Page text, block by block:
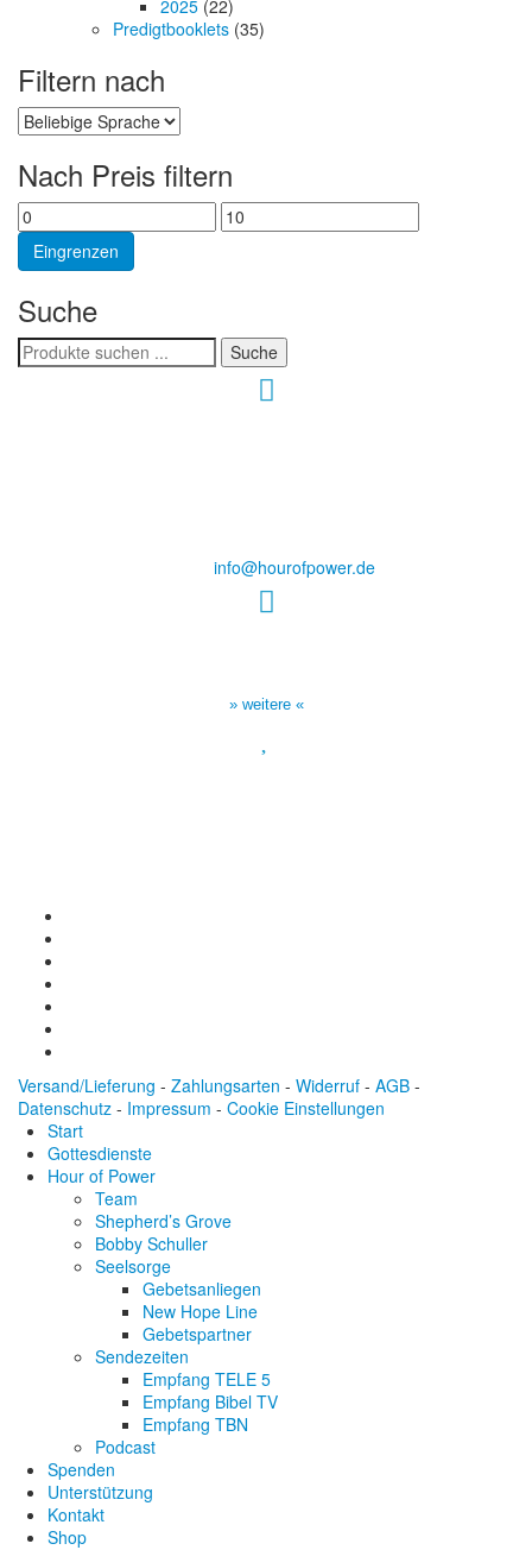
2025 (22)
Predigtbooklets (35)
Filtern nach
Nach Preis filtern
Min.
Preis
Max.
Preis
Eingrenzen
Suche
Suchen
nach:
Suche
info@hourofpower.de
» weitere «
Versand/Lieferung - Zahlungsarten - Widerruf - AGB -
Datenschutz - Impressum - Cookie Einstellungen
Start
Gottesdienste
Hour of Power
Team
Shepherd’s Grove
Bobby Schuller
Seelsorge
Gebetsanliegen
New Hope Line
Gebetspartner
Sendezeiten
Empfang TELE 5
Empfang Bibel TV
Empfang TBN
Podcast
Spenden
Unterstützung
Kontakt
Shop